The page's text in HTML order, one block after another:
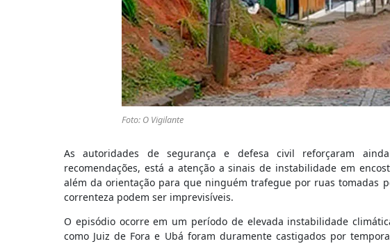
Foto: O Vigilante
As autoridades de segurança e defesa civil reforçaram
recomendações, está a atenção a sinais de instabilidade em
além da orientação para que ninguém trafegue por ruas tomadas
correnteza podem ser imprevisíveis.
O episódio ocorre em um período de elevada instabilidade
como Juiz de Fora e Ubá foram duramente castigados por